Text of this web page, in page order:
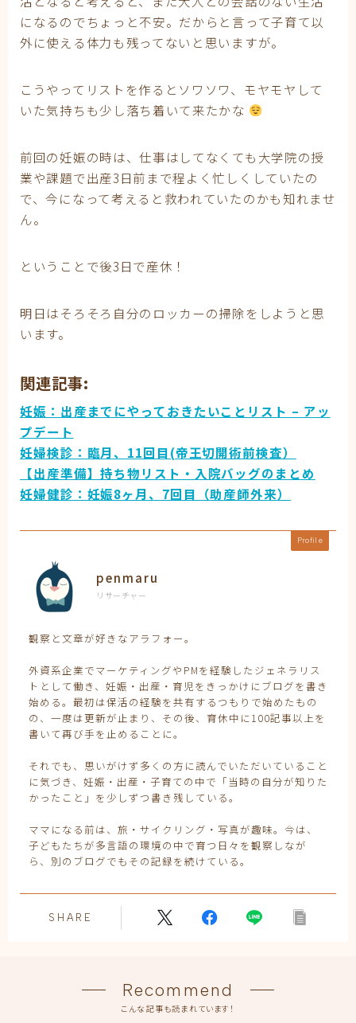
になるのでちょっと不安。だからと言って子育て以
外に使える体力も残ってないと思いますが。
こうやってリストを作るとソワソワ、モヤモヤして
いた気持ちも少し落ち着いて来たかな
前回の妊娠の時は、仕事はしてなくても大学院の授
業や課題で出産3日前まで程よく忙しくしていたの
で、今になって考えると救われていたのかも知れませ
ん。
ということで後3日で産休！
明日はそろそろ自分のロッカーの掃除をしようと思
います。
関連記事:
妊娠：出産までにやっておきたいことリスト – アッ
プデート
妊婦検診：臨月、11回目(帝王切開術前検査）
【出産準備】持ち物リスト・入院バッグのまとめ
妊婦健診：妊娠8ヶ月、7回目（助産師外来）
Profile
penmaru
リサーチャー
観察と文章が好きなアラフォー。
外資系企業でマーケティングやPMを経験したジェネラリス
トとして働き、妊娠・出産・育児をきっかけにブログを書き
始める。最初は保活の経験を共有するつもりで始めたもの
の、一度は更新が止まり、その後、育休中に100記事以上を
書いて再び手を止めることに。
それでも、思いがけず多くの方に読んでいただいていること
に気づき、妊娠・出産・子育ての中で「当時の自分が知りた
かったこと」を少しずつ書き残している。
ママになる前は、旅・サイクリング・写真が趣味。今は、
子どもたちが多言語の環境の中で育つ日々を観察しなが
ら、別のブログでもその記録を続けている。
SHARE
Recommend
こんな記事も読まれています！